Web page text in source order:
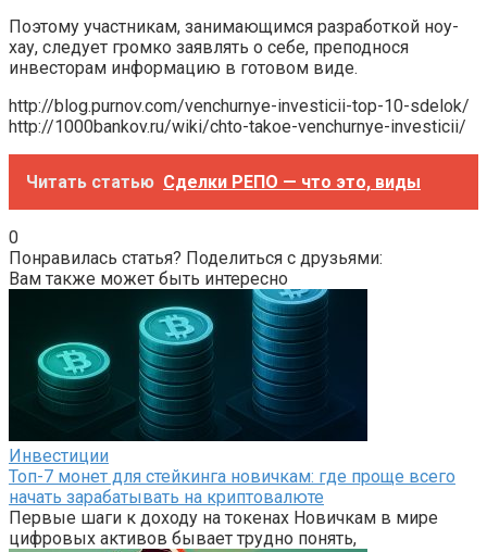
Поэтому участникам, занимающимся разработкой ноу-
хау, следует громко заявлять о себе, преподнося
инвесторам информацию в готовом виде.
http://blog.purnov.com/venchurnye-investicii-top-10-sdelok/
http://1000bankov.ru/wiki/chto-takoe-venchurnye-investicii/
Читать статью Сделки РЕПО — что это, виды
0
Понравилась статья? Поделиться с друзьями:
Вам также может быть интересно
Инвестиции
Топ-7 монет для стейкинга новичкам: где проще всего
начать зарабатывать на криптовалюте
Первые шаги к доходу на токенах Новичкам в мире
цифровых активов бывает трудно понять,